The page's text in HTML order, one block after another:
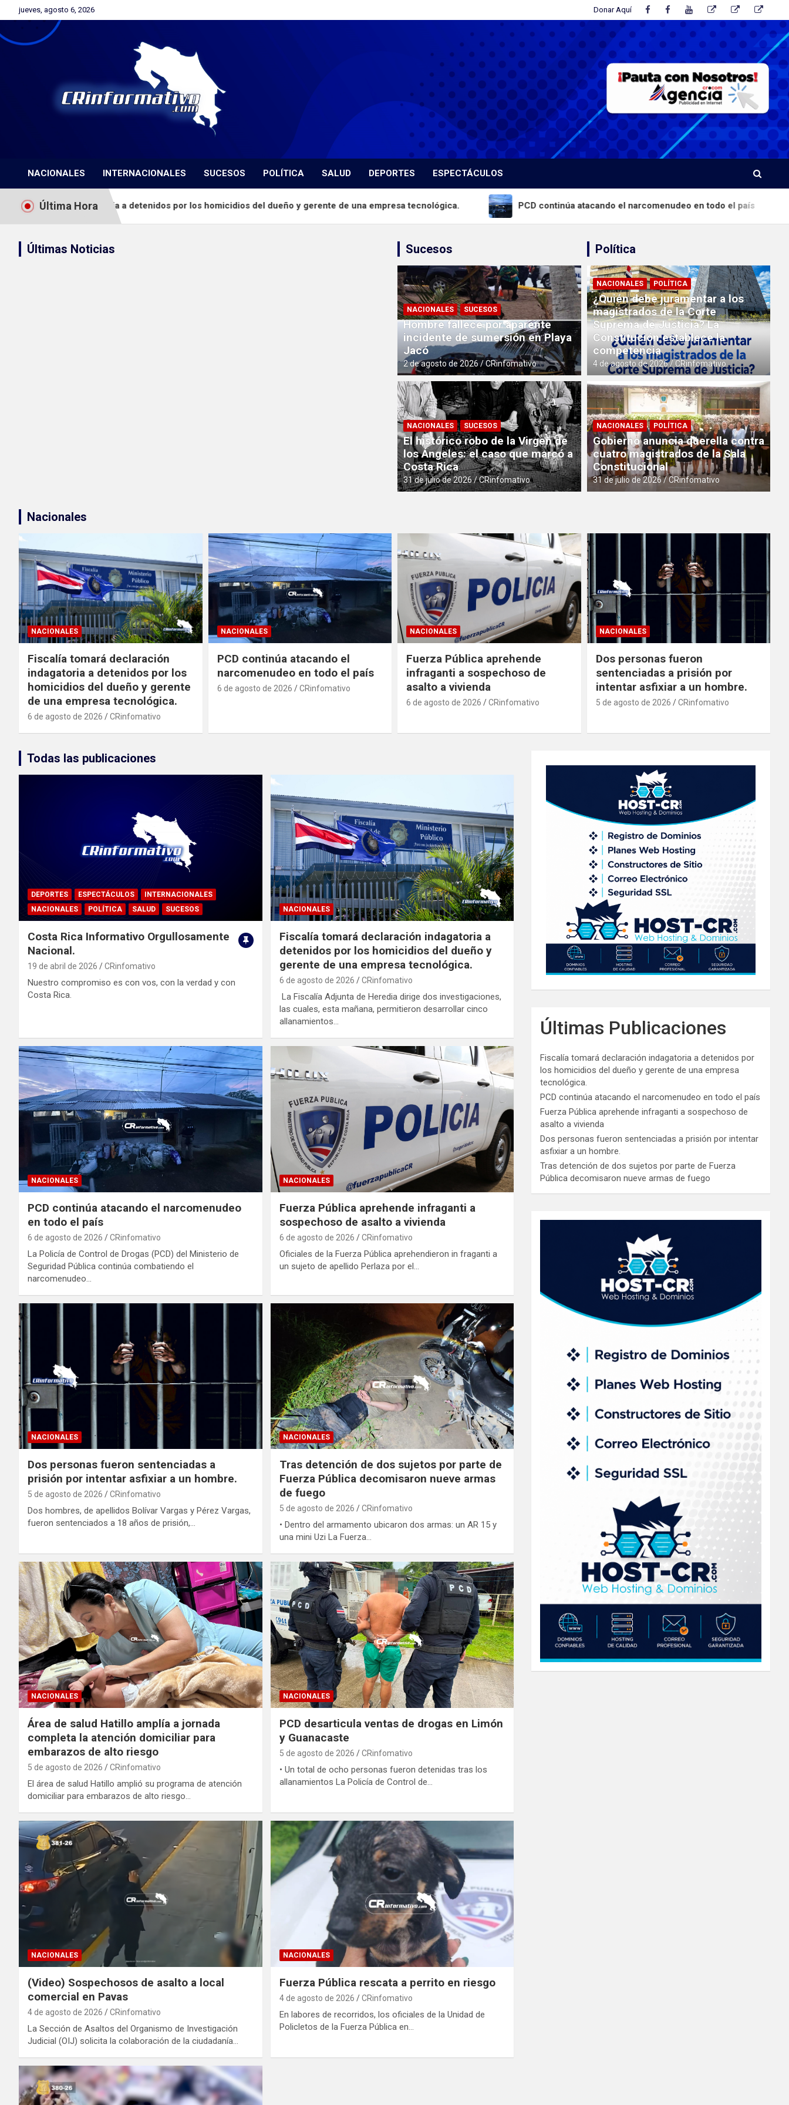
to
jueves, agosto 6, 2026 Donar Aquí
CRinformativo.com
NACIONALES INTERNACIONALES SUCESOS POLÍTICA SALUD DEPORTES ESPECTÁCULOS
Última Hora
a detenidos por los homicidios del dueño y gerente de una empresa tecnológica. PCD continúa atacando el narcomenudeo en todo el país Fuerza
Últimas Noticias Sucesos
NACIONALES SUCESOS
Hombre fallece por aparente
incidente de sumersión en Playa
Jacó
2 de agosto de 2026 CRinfomativo
NACIONALES SUCESOS
El histórico robo de la Virgen de
los Ángeles: el caso que marcó a
Costa Rica
31 de julio de 2026 CRinfomativo
Política
NACIONALES POLÍTICA
¿Quién debe juramentar a los
magistrados de la Corte
Suprema de Justicia? La
Constitución establece la
competencia
4 de agosto de 2026 CRinfomativo
NACIONALES POLÍTICA
Gobierno anuncia querella contra
cuatro magistrados de la Sala
Constitucional
31 de julio de 2026 CRinfomativo
Nacionales
NACIONALES
Fiscalía tomará declaración
indagatoria a detenidos por los
homicidios del dueño y gerente
de una empresa tecnológica.
6 de agosto de 2026 CRinfomativo
NACIONALES
PCD continúa atacando el
narcomenudeo en todo el país
6 de agosto de 2026 CRinfomativo
NACIONALES
Fuerza Pública aprehende
infraganti a sospechoso de
asalto a vivienda
6 de agosto de 2026 CRinfomativo
NACIONALES
Dos personas fueron
sentenciadas a prisión por
intentar asfixiar a un hombre.
5 de agosto de 2026 CRinfomativo
Todas las publicaciones
DEPORTES ESPECTÁCULOS
INTERNACIONALES
NACIONALES
POLÍTICA SALUD SUCESOS
Costa Rica Informativo Orgullosamente
Nacional.
19 de abril de 2026 CRinfomativo
Nuestro compromiso es con vos, con la verdad y con
Costa Rica.
NACIONALES
Fiscalía tomará declaración indagatoria a
detenidos por los homicidios del dueño y
gerente de una empresa tecnológica.
6 de agosto de 2026 CRinfomativo
La Fiscalía Adjunta de Heredia dirige dos investigaciones,
las cuales, esta mañana, permitieron desarrollar cinco
allanamientos…
NACIONALES
PCD continúa atacando el narcomenudeo
en todo el país
6 de agosto de 2026 CRinfomativo
La Policía de Control de Drogas (PCD) del Ministerio de
Seguridad Pública continúa combatiendo el
narcomenudeo…
NACIONALES
Fuerza Pública aprehende infraganti a
sospechoso de asalto a vivienda
6 de agosto de 2026 CRinfomativo
Oficiales de la Fuerza Pública aprehendieron in fraganti a
un sujeto de apellido Perlaza por el…
NACIONALES
Dos personas fueron sentenciadas a
prisión por intentar asfixiar a un hombre.
5 de agosto de 2026 CRinfomativo
Dos hombres, de apellidos Bolívar Vargas y Pérez Vargas,
fueron sentenciados a 18 años de prisión,…
NACIONALES
Tras detención de dos sujetos por parte de
Fuerza Pública decomisaron nueve armas
de fuego
5 de agosto de 2026 CRinfomativo
• Dentro del armamento ubicaron dos armas: un AR 15 y
una mini Uzi La Fuerza…
NACIONALES
Área de salud Hatillo amplía a jornada
completa la atención domiciliar para
embarazos de alto riesgo
5 de agosto de 2026 CRinfomativo
El área de salud Hatillo amplió su programa de atención
domiciliar para embarazos de alto riesgo…
NACIONALES
PCD desarticula ventas de drogas en Limón
y Guanacaste
5 de agosto de 2026 CRinfomativo
• Un total de ocho personas fueron detenidas tras los
allanamientos La Policía de Control de…
NACIONALES
(Video) Sospechosos de asalto a local
comercial en Pavas
4 de agosto de 2026 CRinfomativo
La Sección de Asaltos del Organismo de Investigación
Judicial (OIJ) solicita la colaboración de la ciudadanía…
NACIONALES
Fuerza Pública rescata a perrito en riesgo
4 de agosto de 2026 CRinfomativo
En labores de recorridos, los oficiales de la Unidad de
Policletos de la Fuerza Pública en…
Últimas Publicaciones
Fiscalía tomará declaración indagatoria a detenidos por
los homicidios del dueño y gerente de una empresa
tecnológica.
PCD continúa atacando el narcomenudeo en todo el país
Fuerza Pública aprehende infraganti a sospechoso de
asalto a vivienda
Dos personas fueron sentenciadas a prisión por intentar
asfixiar a un hombre.
Tras detención de dos sujetos por parte de Fuerza
Pública decomisaron nueve armas de fuego